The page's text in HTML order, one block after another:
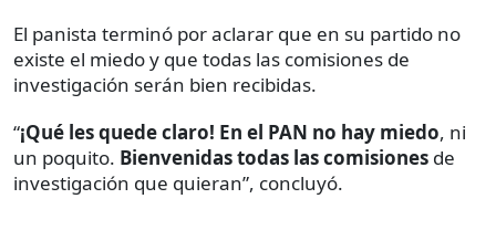
El panista terminó por aclarar que en su partido no
existe el miedo y que todas las comisiones de
investigación serán bien recibidas.
“¡Qué les quede claro! En el PAN no hay miedo, ni
un poquito. Bienvenidas todas las comisiones de
investigación que quieran”, concluyó.